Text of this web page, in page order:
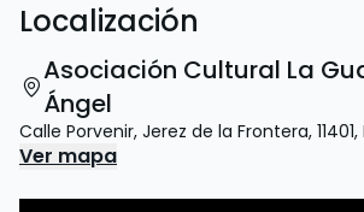
Localización
Asociación Cultural La
Ángel
Calle Porvenir, Jerez de la Frontera, 11401,
Ver mapa